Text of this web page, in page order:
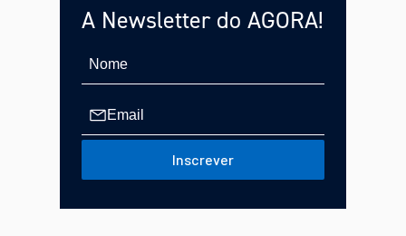
A Newsletter do AGORA!
Inscrever